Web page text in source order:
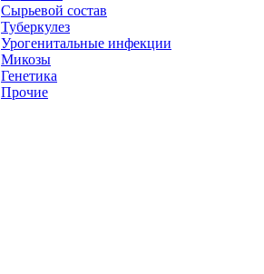
Сырьевой состав
Туберкулез
Урогенитальные инфекции
Микозы
Генетика
Прочие